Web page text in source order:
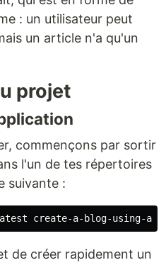
: un utilisateur peut
un article n'a qu'un
projet
commençons par sortir
l'un de tes répertoires
suivante :
de créer rapidement un